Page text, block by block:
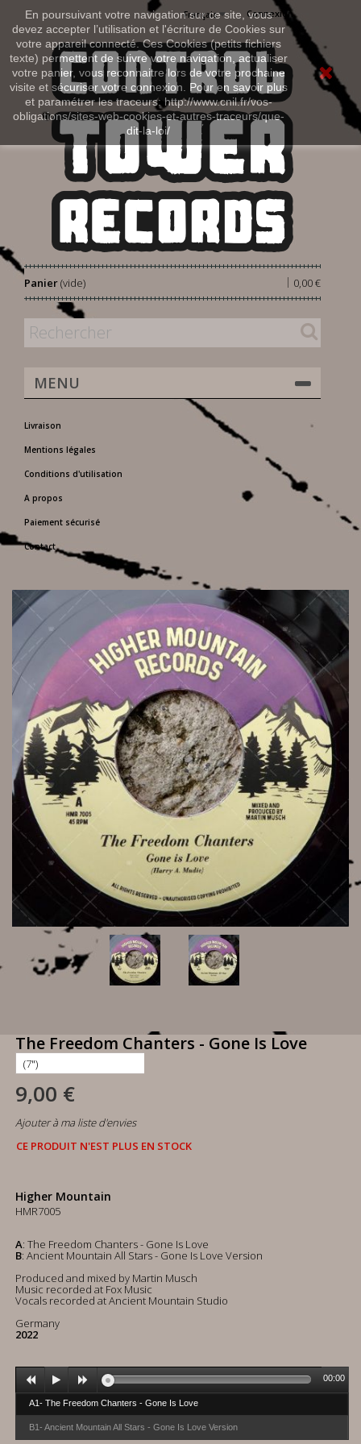
En poursuivant votre navigation sur ce site, vous
devez accepter l’utilisation et l'écriture de Cookies sur
votre appareil connecté. Ces Cookies (petits fichiers
texte) permettent de suivre votre navigation, actualiser
votre panier, vous reconnaitre lors de votre prochaine
visite et sécuriser votre connexion. Pour en savoir plus
et paramétrer les traceurs: http://www.cnil.fr/vos-
obligations/sites-web-cookies-et-autres-traceurs/que-
dit-la-loi/
Connexion
Français
Panier 0,00 €
|
(vide)
MENU
Livraison
Mentions légales
Conditions d'utilisation
A propos
Paiement sécurisé
Contact
The Freedom Chanters - Gone Is Love
9,00 €
Ajouter à ma liste d'envies
CE PRODUIT N'EST PLUS EN STOCK
Higher Mountain
HMR7005
A: The Freedom Chanters - Gone Is Love
B: Ancient Mountain All Stars - Gone Is Love Version
Produced and mixed by Martin Musch
Music recorded at Fox Music
Vocals recorded at Ancient Mountain Studio
Germany
2022
A1- The Freedom Chanters - Gone Is Love
B1- Ancient Mountain All Stars - Gone Is Love Version
00:00